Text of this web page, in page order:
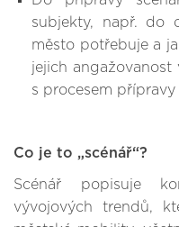
subjekty, např. do
město potřebuje a
jejich
s procesem
Co je to „scénář“?
Scénář popisuje
vývojových trendů,